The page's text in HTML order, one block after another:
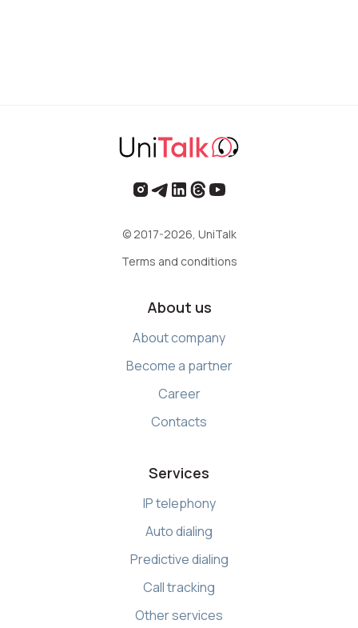
© 2017-2026, UniTalk
Terms and conditions
About us
About company
Become a partner
Career
Contacts
Services
IP telephony
Auto dialing
Predictive dialing
Call tracking
Other services